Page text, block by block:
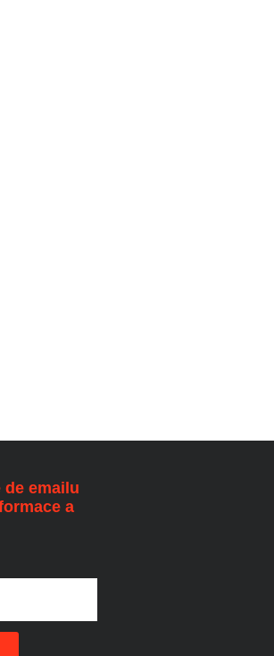
de emailu
a